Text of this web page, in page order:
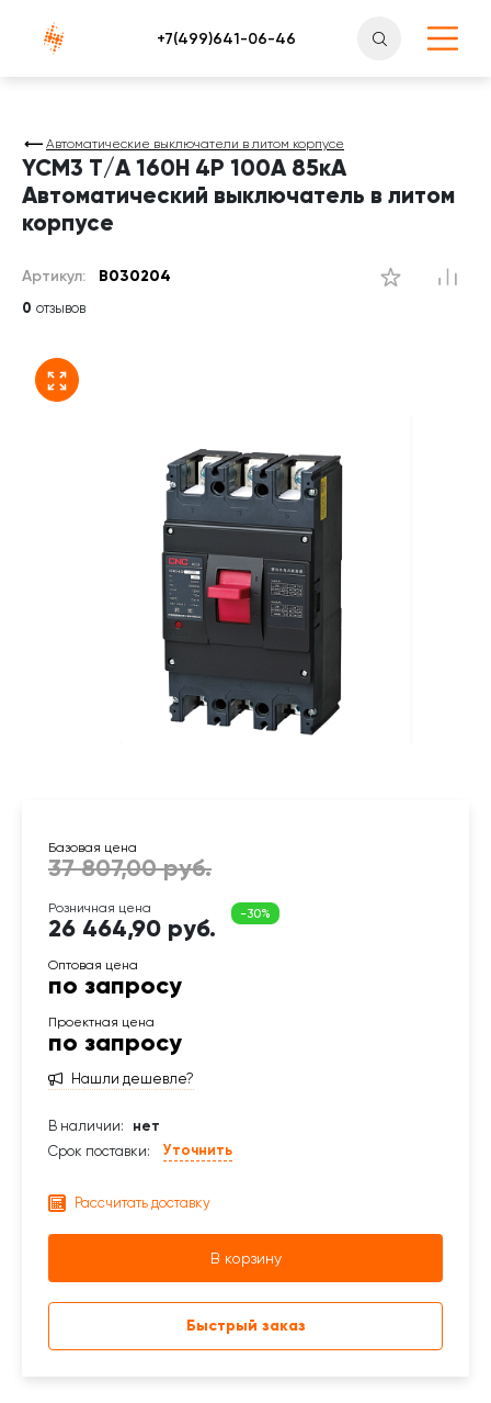
Атлантснаб
Автоматические выключатели в литом корпусе
YCM3 T/A 160H 4P 100А 85кА
Автоматический выключатель в литом
корпусе
Артикул: B030204
26 464,90 руб.
по запросу
по запросу
Нашли дешевле?
В наличии:
нет
Срок поставки:
Уточнить
Рассчитать доставку
В корзину
Быстрый заказ